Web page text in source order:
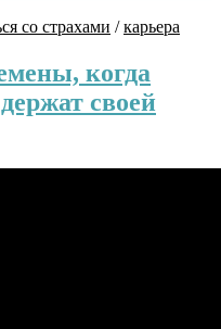
со страхами /карьера
когда
своей